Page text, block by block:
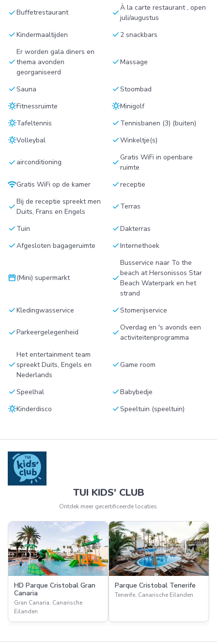
checkBuffetrestaurant checkÀ la carte restaurant , open
juli/augustus
checkKindermaaltijden check 2 snackbars
check
Er worden gala diners en
thema avonden
georganiseerd
checkMassage
checkSauna checkStoombad
sunnyFitnessruimte sunnyMinigolf
sunnyTafeltennis check Tennisbanen (3) (buiten)
sunnyVolleybal checkWinkeltje(s)
check airconditioning check Gratis WiFi in openbare
ruimte
wifiGratis WiFi op de kamer checkreceptie
checkBij de receptie spreekt men
Duits, Frans en Engels
check Terras
check Tuin checkDakterras
checkAfgesloten bagageruimte checkInternethoek
storefront(Mini) supermarkt check
Busservice naar To the
beach at Hersonissos Star
Beach Waterpark en het
strand
checkKledingwasservice checkStomerijservice
checkParkeergelegenheid check Overdag en 's avonds een
activiteitenprogramma
check
Het entertainment team
spreekt Duits, Engels en
Nederlands
check Game room
checkSpeelhal checkBabybedje
sunnyKinderdisco checkSpeeltuin (speeltuin)
TUI KIDS' CLUB
Ontdek meer gecertificeerde locaties.
HD Parque Cristobal Gran
Canaria
Gran Canaria, Canarische
Eilanden
Parque Cristobal Tenerife
Tenerife, Canarische Eilanden